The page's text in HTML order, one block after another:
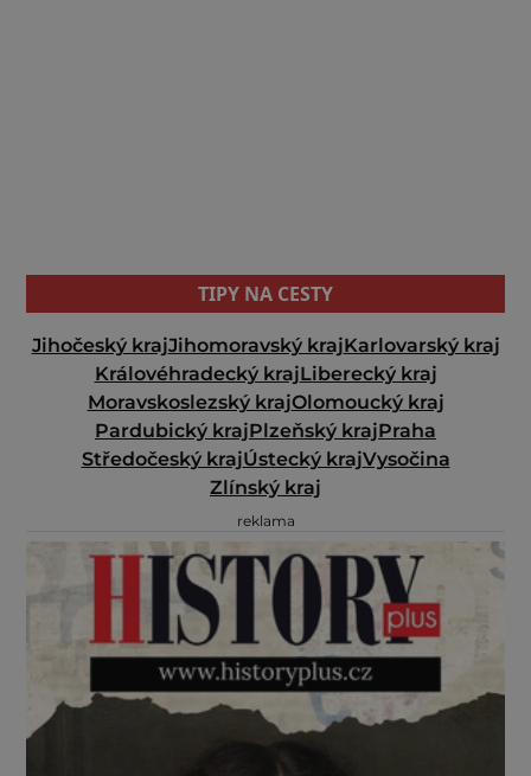
TIPY NA CESTY
Jihočeský krajJihomoravský krajKarlovarský kraj
Královéhradecký krajLiberecký kraj
Moravskoslezský krajOlomoucký kraj
Pardubický krajPlzeňský krajPraha
Středočeský krajÚstecký krajVysočina
Zlínský kraj
reklama